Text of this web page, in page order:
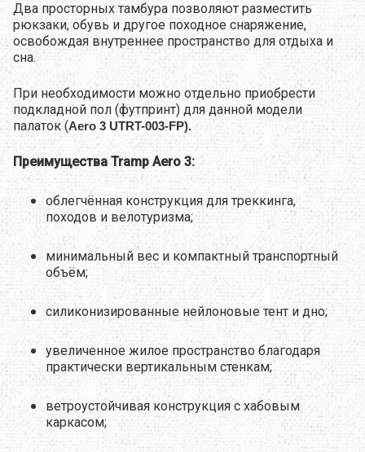
Два просторных тамбура позволяют разместить
рюкзаки, обувь и другое походное снаряжение,
освобождая внутреннее пространство для отдыха и
сна.
При необходимости можно отдельно приобрести
подкладной пол (футпринт) для данной модели
палаток (Aero 3 UTRT-003-FP).
Преимущества Tramp Aero 3:
облегчённая конструкция для треккинга,
походов и велотуризма;
минимальный вес и компактный транспортный
объём;
силиконизированные нейлоновые тент и дно;
увеличенное жилое пространство благодаря
практически вертикальным стенкам;
ветроустойчивая конструкция с хабовым
каркасом;